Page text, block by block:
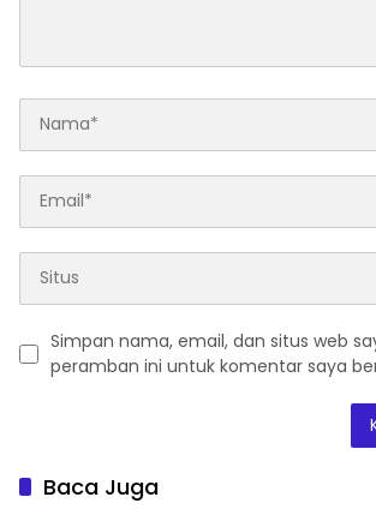
Simpan nama, email, dan situs web
peramban ini untuk komentar saya
Baca Juga